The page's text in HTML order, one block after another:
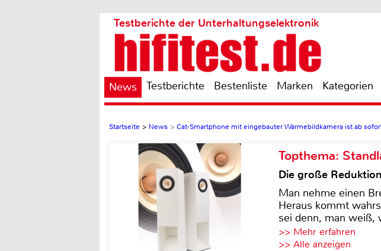
Testberichte der Unterhaltungselektronik
News Testberichte Bestenliste Marken Kategorien
Startseite > News > Cat-Smartphone mit eingebauter Wärmebildkamera ist ab
Topthema:
Die große Reduktion
Man nehme einen
Heraus kommt
sei denn, man weiß,
>> Mehr erfahren
>> Alle anzeigen